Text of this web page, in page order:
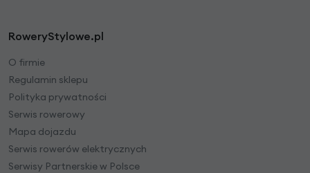
RoweryStylowe.pl
O firmie
Regulamin sklepu
Polityka prywatności
Serwis rowerowy
Mapa dojazdu
Serwis rowerów elektrycznych
Serwisy Partnerskie w Polsce